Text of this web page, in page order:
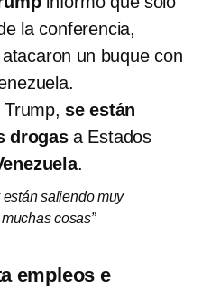
la conferencia,
un buque con
se están
drogasa Estados
.
están saliendo muy
cosas”
empleos e